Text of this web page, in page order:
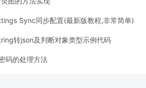
Sync同步配置(最新版教程,非常简单)
转json及判断对象类型示例代码
码的处理方法